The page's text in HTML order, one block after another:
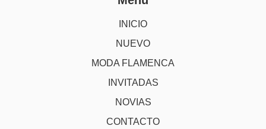
INICIO
NUEVO
MODA FLAMENCA
INVITADAS
NOVIAS
CONTACTO